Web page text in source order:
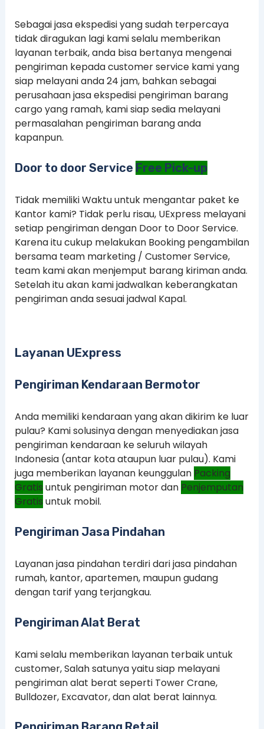
Sebagai jasa ekspedisi yang sudah terpercaya
tidak diragukan lagi kami selalu memberikan
layanan terbaik, anda bisa bertanya mengenai
pengiriman kepada customer service kami yang
siap melayani anda 24 jam, bahkan sebagai
perusahaan jasa ekspedisi pengiriman barang
cargo yang ramah, kami siap sedia melayani
permasalahan pengiriman barang anda
kapanpun.
Door to door Service Free Pick-up
Tidak memiliki Waktu untuk mengantar paket ke
Kantor kami? Tidak perlu risau, UExpress melayani
setiap pengiriman dengan Door to Door Service.
Karena itu cukup melakukan Booking pengambilan
bersama team marketing / Customer Service,
team kami akan menjemput barang kiriman anda.
Setelah itu akan kami jadwalkan keberangkatan
pengiriman anda sesuai jadwal Kapal.
Layanan UExpress
Pengiriman Kendaraan Bermotor
Anda memiliki kendaraan yang akan dikirim ke luar
pulau? Kami solusinya dengan menyediakan jasa
pengiriman kendaraan ke seluruh wilayah
Indonesia (antar kota ataupun luar pulau). Kami
juga memberikan layanan keunggulan Packing
Gratis untuk pengiriman motor dan Penjemputan
Gratis untuk mobil.
Pengiriman Jasa Pindahan
Layanan jasa pindahan terdiri dari jasa pindahan
rumah, kantor, apartemen, maupun gudang
dengan tarif yang terjangkau.
Pengiriman Alat Berat
Kami selalu memberikan layanan terbaik untuk
customer, Salah satunya yaitu siap melayani
pengiriman alat berat seperti Tower Crane,
Bulldozer, Excavator, dan alat berat lainnya.